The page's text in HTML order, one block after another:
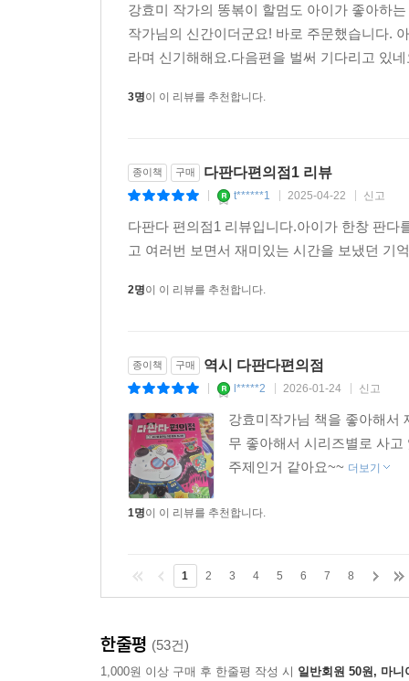
강효미 작가의 똥볶이 할멈도 아이가 좋아하
작가님의 신간이더군요! 바로 주문했습니다.
라며 신기해해요.다음편을 벌써 기다리고 있
3명이 이 리뷰를 추천합니다.
종이책 구매 다판다편의점1 리뷰
t******1 2025-04-22 신고
다판다 편의점1 리뷰입니다.아이가 한창 판
고 여러번 보면서 재미있는 시간을 보냈던 기
2명이 이 리뷰를 추천합니다.
종이책 구매 역시 다판다편의점
l*****2 2026-01-24 신고
강효미작가님 책을 좋아해서
무 좋아해서 시리즈별로 사
주제인거 같아요~~ 더보기
1명이 이 리뷰를 추천합니다.
1 2 3 4 5 6 7 8
한줄평 (53건)
1,000원 이상 구매 후 한줄평 작성 시 일반회원 50원, 마니